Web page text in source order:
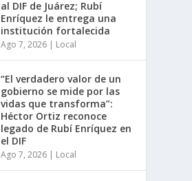
al DIF de Juárez; Rubí
Enríquez le entrega una
institución fortalecida
Ago 7, 2026 | Local
“El verdadero valor de un
gobierno se mide por las
vidas que transforma”:
Héctor Ortiz reconoce
legado de Rubí Enríquez en
el DIF
Ago 7, 2026 | Local